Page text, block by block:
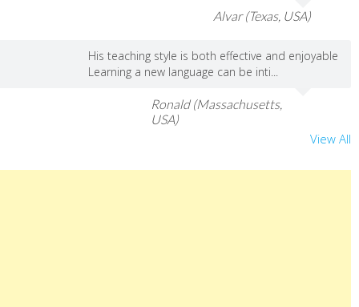
Alvar (Texas, USA)
His teaching style is both effective and enjoyable
Learning a new language can be inti...
Ronald (Massachusetts,
USA)
View All